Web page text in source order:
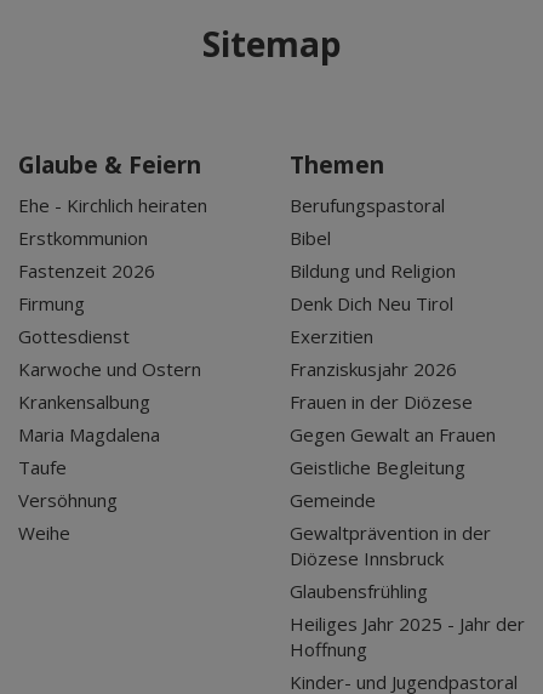
Sitemap
Glaube & Feiern
Ehe - Kirchlich heiraten
Erstkommunion
Fastenzeit 2026
Firmung
Gottesdienst
Karwoche und Ostern
Krankensalbung
Maria Magdalena
Taufe
Versöhnung
Weihe
Themen
Berufungspastoral
Bibel
Bildung und Religion
Denk Dich Neu Tirol
Exerzitien
Franziskusjahr 2026
Frauen in der Diözese
Gegen Gewalt an Frauen
Geistliche Begleitung
Gemeinde
Gewaltprävention in der
Diözese Innsbruck
Glaubensfrühling
Heiliges Jahr 2025 - Jahr der
Hoffnung
Kinder- und Jugendpastoral